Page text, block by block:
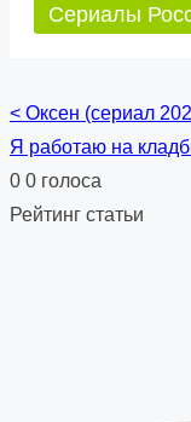
Сериалы
Posts
navigation
< Оксен (сериал
Я работаю на
0 0 голоса
Рейтинг статьи